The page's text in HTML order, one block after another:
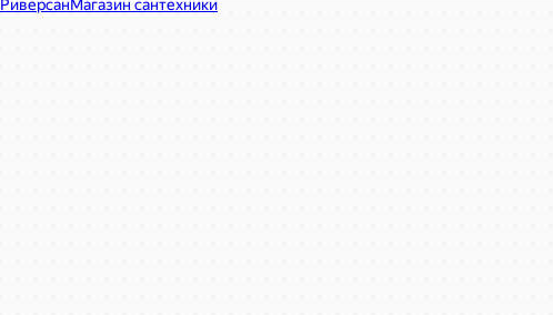
Риверсан